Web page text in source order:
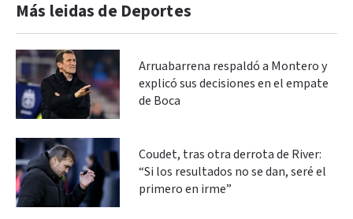
Más leidas de Deportes
Arruabarrena respaldó a Montero y
explicó sus decisiones en el empate
de Boca
Coudet, tras otra derrota de River:
“Si los resultados no se dan, seré el
primero en irme”